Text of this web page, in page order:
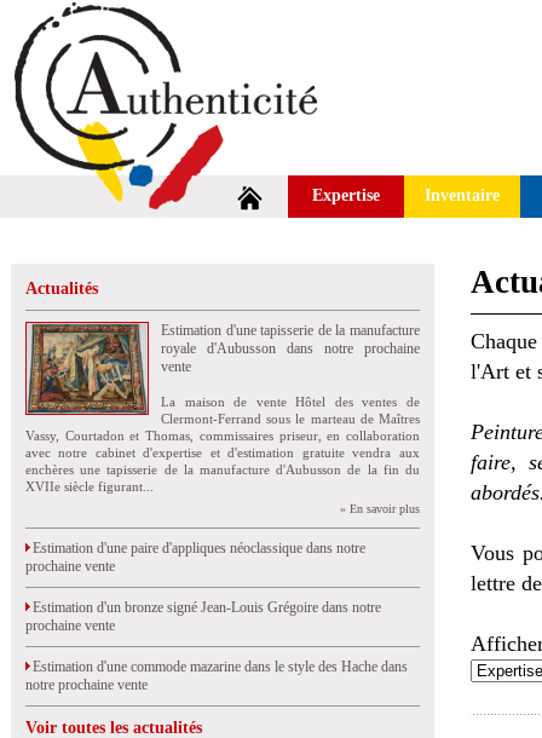
Expertise Inventaire
Actualités
Estimation d'une tapisserie de la manufacture
royale d'Aubusson dans notre prochaine
vente
La maison de vente Hôtel des ventes de
Clermont-Ferrand sous le marteau de Maîtres
Vassy, Courtadon et Thomas, commissaires priseur, en collaboration
avec notre cabinet d'expertise et d'estimation gratuite vendra aux
enchères une tapisserie de la manufacture d'Aubusson de la fin du
XVIIe siècle figurant...
» En savoir plus
Estimation d'une paire d'appliques néoclassique dans notre
prochaine vente
Estimation d'un bronze signé Jean-Louis Grégoire dans notre
prochaine vente
Estimation d'une commode mazarine dans le style des Hache dans
notre prochaine vente
Voir toutes les actualités
l'Art et
faire,
Vous
lettre